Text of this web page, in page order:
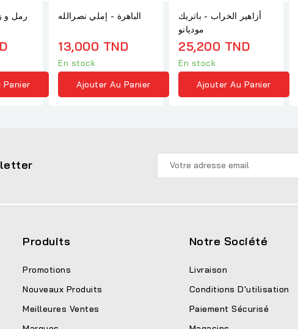
رمل و
Panier
الباهرة - إملي نصرالله
13,000 TND
En stock
Ajouter Au Panier
أزاهير الخراب - باتريك
موديانو
25,200 TND
En stock
Ajouter Au Panier
Produits
Promotions
Nouveaux Produits
Meilleures Ventes
Notre Société
Livraison
Conditions D'utilisation
Paiement Sécurisé